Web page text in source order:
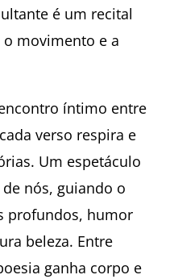
é um recital
movimento e a
íntimo entre
verso respira e
Um espetáculo
nós, guiando o
profundos, humor
beleza. Entre
ganha corpo e